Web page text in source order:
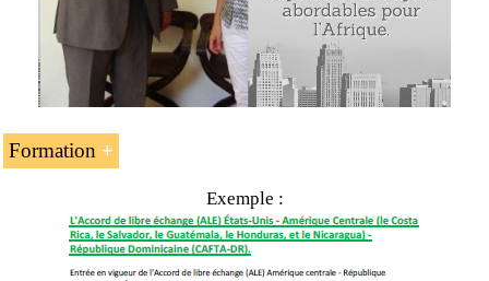
Formation
L’unité d’enseignement « Lesaccords de libre-échange
Nicaragua» fait partie des programmes de l’EENI
Global Business School :
Exemple :